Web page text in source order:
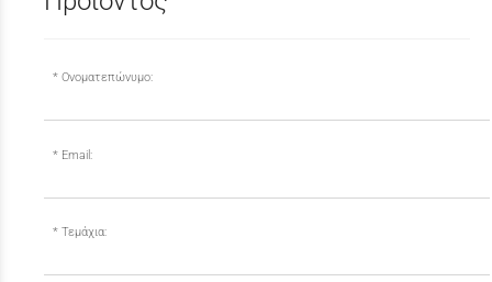
Ονοματεπώνυμο:
Email:
Τεμάχια: